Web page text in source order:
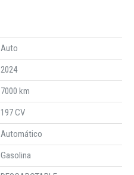
Auto
2024
7000 km
197 CV
Automático
Gasolina